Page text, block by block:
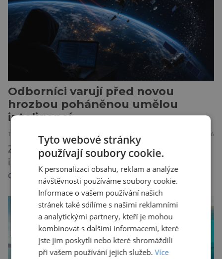
Odborníci varují před novou
hrozbou poháněnou umělou
inteligencí
TECHNIKA 19.7.2026
Způsob, jakým způsobem tvůrci umělé
inteligence mění svět ze dne na den, nemá v
dějinách lidstva obdoby. Avšak, zatímco většina
pozornosti se soustředí na chatboty,
generování obrázků nebo automatizaci práce,
bezpečnostní experti upozorňují na mnohem
méně nápadné riziko. Podle některých
odborníků by už během příštích dvou let mohly
pokročilé systémy AI výrazně usnadnit
Tyto webové stránky
používají soubory cookie.
K personalizaci obsahu, reklam a analýze
návštěvnosti používáme soubory cookie.
Informace o vašem používání našich
stránek také sdílíme s našimi reklamními
a analytickými partnery, kteří je mohou
kombinovat s dalšími informacemi, které
jste jim poskytli nebo které shromáždili
při vašem používání jejich služeb.Více